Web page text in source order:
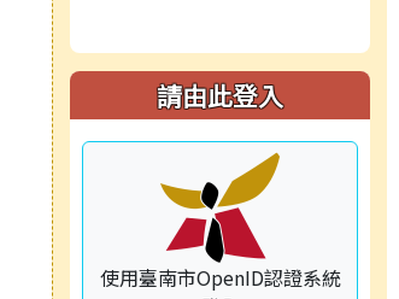
請由此登入
使用臺南市OpenID認證系統